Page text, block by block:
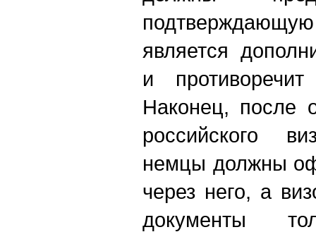
является
и
Наконец, после
российского
немцы должны
через него, а
документы